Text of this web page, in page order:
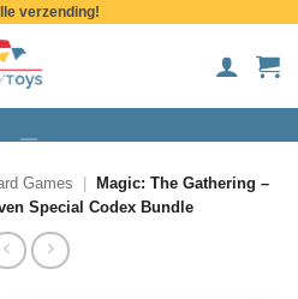
verzending!
Games
Magic: The Gathering –
Special Codex Bundle